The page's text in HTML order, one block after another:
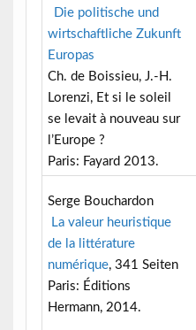
Die politische und
wirtschaftliche Zukunft
Europas
Ch. de Boissieu, J.-H.
Lorenzi, Et si le soleil
se levait à nouveau sur
l’Europe ?
Paris: Fayard 2013.
Serge Bouchardon
La valeur heuristique
de la littérature
numérique, 341 Seiten
Paris: Éditions
Hermann, 2014.